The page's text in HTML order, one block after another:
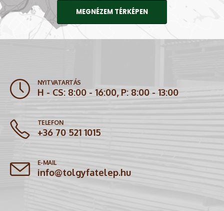
MEGNÉZEM TÉRKÉPEN
NYITVATARTÁS
H - CS: 8:00 - 16:00, P: 8:00 - 13:00
TELEFON
+36 70 521 1015
E-MAIL
info@tolgyfatelep.hu